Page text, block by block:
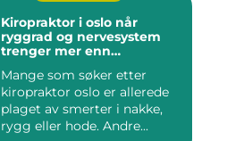
Kiropraktor i oslo når
ryggrad og nervesystem
trenger mer enn
Mange som søker etter
kiropraktor oslo er allerede
plaget av smerter i nakke,
rygg eller hode. Andre...